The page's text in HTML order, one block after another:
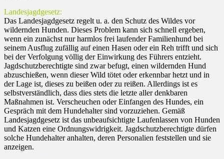
Landesjagdgesetz:
Das Landesjagdgesetz regelt u. a. den Schutz des Wildes vor
wildernden Hunden. Dieses Problem kann sich schnell ergeben,
wenn ein zunächst nur harmlos frei laufender Familienhund bei
seinem Ausflug zufällig auf einen Hasen oder ein Reh trifft und sich
bei der Verfolgung völlig der Einwirkung des Führers entzieht.
Jagdschutzberechtigte sind zwar befugt, einen wildernden Hund
abzuschießen, wenn dieser Wild tötet oder erkennbar hetzt und in
der Lage ist, dieses zu beißen oder zu reißen. Allerdings ist es
selbstverständlich, dass dies stets die letzte aller denkbaren
Maßnahmen ist. Verscheuchen oder Einfangen des Hundes, ein
Gespräch mit dem Hundehalter sind vorzuziehen. Gemäß
Landesjagdgesetz ist das unbeaufsichtigte Laufenlassen von Hunden
und Katzen eine Ordnungswidrigkeit. Jagdschutzberechtigte dürfen
solche Hundehalter anhalten, deren Personalien feststellen und sie
anzeigen.